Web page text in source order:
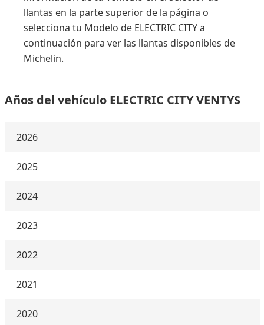
llantas en la parte superior de la página o
selecciona tu Modelo de ELECTRIC CITY a
continuación para ver las llantas disponibles de
Michelin.
Años del vehículo ELECTRIC CITY VENTYS
2026
2025
2024
2023
2022
2021
2020